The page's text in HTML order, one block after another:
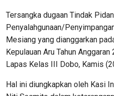
Tersangka dugaan Tindak
Penyalahgunaan/
Mesiang yang dianggarkan
Kepulauan Aru Tahun
Lapas Kelas III Dobo, Kamis
Hal ini diungkapkan oleh Kasi